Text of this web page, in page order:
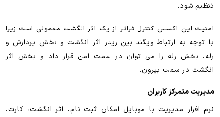
تنظیم شود.
امنیت این اکسس کنترل فراتر از یک اثر انگشت معمولی است زیرا
با توجه به ارتباط ویگند بین ریدر اثر انگشت و بخش پردازش و
رله، بخش رله را می توان در سمت امن قرار داد و بخش اثر
انگشت در سمت بیرون.
مدیریت متمرکز کاربران
نرم افزار مدیریت با موبایل امکان ثبت نام، اثر انگشت، کارت،